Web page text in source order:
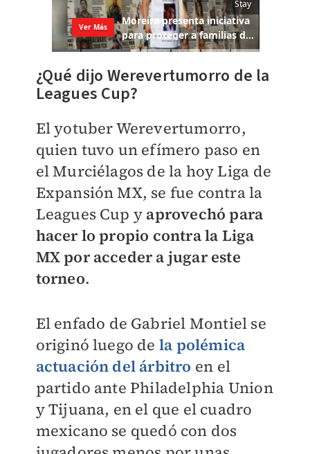
¿Qué dijo Werevertumorro de la
Leagues Cup?
El yotuber Werevertumorro,
quien tuvo un efímero paso en
el Murciélagos de la hoy Liga de
Expansión MX, se fue contra la
Leagues Cup y aprovechó para
hacer lo propio contra la Liga
MX por acceder a jugar este
torneo.
El enfado de Gabriel Montiel se
originó luego de la polémica
actuación del árbitro en el
partido ante Philadelphia Union
y Tijuana, en el que el cuadro
mexicano se quedó con dos